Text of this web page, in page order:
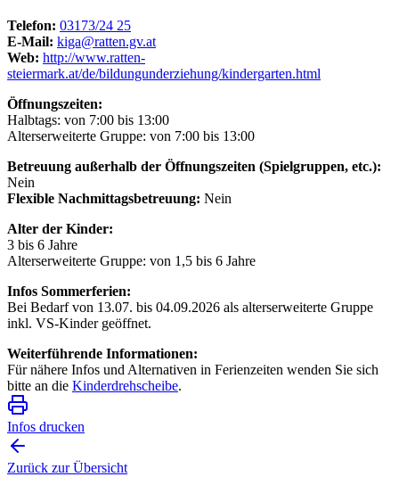
Telefon: 03173/24 25
E-Mail: kiga@ratten.gv.at
Web: http://www.ratten-
steiermark.at/de/bildungunderziehung/kindergarten.html
Öffnungszeiten:
Halbtags: von 7:00 bis 13:00
Alterserweiterte Gruppe: von 7:00 bis 13:00
Betreuung außerhalb der Öffnungszeiten (Spielgruppen, etc.):
Nein
Flexible Nachmittagsbetreuung: Nein
Alter der Kinder:
3 bis 6 Jahre
Alterserweiterte Gruppe: von 1,5 bis 6 Jahre
Infos Sommerferien:
Bei Bedarf von 13.07. bis 04.09.2026 als alterserweiterte Gruppe
inkl. VS-Kinder geöffnet.
Weiterführende Informationen:
Für nähere Infos und Alternativen in Ferienzeiten wenden Sie sich
bitte an die Kinderdrehscheibe.
Infos drucken
Zurück zur Übersicht